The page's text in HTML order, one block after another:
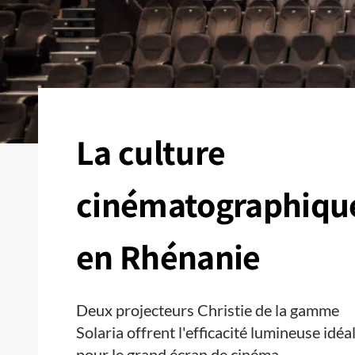
La culture
en Rhénanie
Deux projecteurs Christie de la gamme
Solaria offrent l'efficacité lumineuse